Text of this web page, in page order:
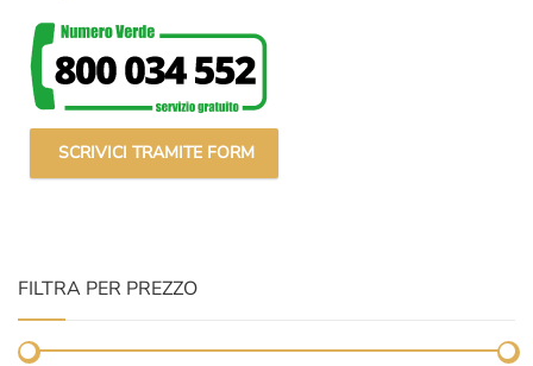
SCRIVICI TRAMITE FORM
FILTRA PER PREZZO